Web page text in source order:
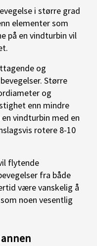
i større grad
elementer som
på en vindturbin vil
og
Større
og
enn mindre
vindturbin med en
rotere 8-10
flytende
fra både
være vanskelig å
noen vesentlig